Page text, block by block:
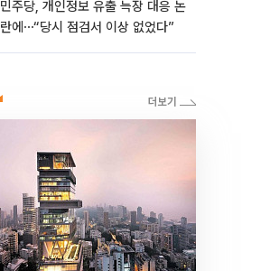
민주당, 개인정보 유출 늑장 대응 논
란에⋯“당시 점검서 이상 없었다”